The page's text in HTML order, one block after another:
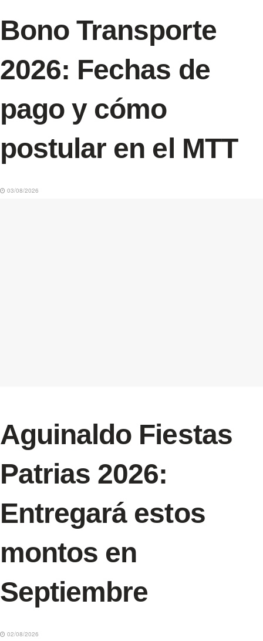
Bono Transporte
2026: Fechas de
pago y cómo
postular en el MTT
03/08/2026
Aguinaldo Fiestas
Patrias 2026:
Entregará estos
montos en
Septiembre
02/08/2026